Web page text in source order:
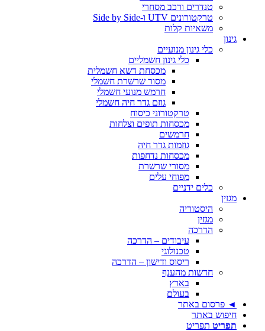
טנדרים ורכב מסחרי
טרקטורונים UTV ו-Side by Side
משאיות קלות
גינון
כלי גינון מנועיים
כלי גינון חשמליים
מכסחת דשא חשמלית
מסור שרשרת חשמלי
חרמש מנועי חשמלי
גוזם גדר חיה חשמלי
טרקטורוני כיסוח
מכסחות תופים וצלחות
חרמשים
גוזמות גדר חיה
מכסחות נדחפות
מסורי שרשרת
מפוחי עלים
כלים ידניים
מגזין
היסטוריה
מגזין
הדרכה
עיבודים – הדרכה
טכנולוגי
ריסוס ודישון – הדרכה
חדשות מהענף
בארץ
בעולם
◄ פרסום באתר
חיפוש באתר
תפריט תפריט